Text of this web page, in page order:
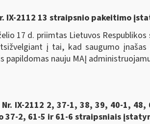
IX-2112 13 straipsnio pakeitimo
17 d. priimtas Lietuvos
į tai, kad saugumo
nauju MAĮ
2112 2, 37-1, 38, 39, 40-1, 48,
2, 61-5 ir 61-6 straipsniais